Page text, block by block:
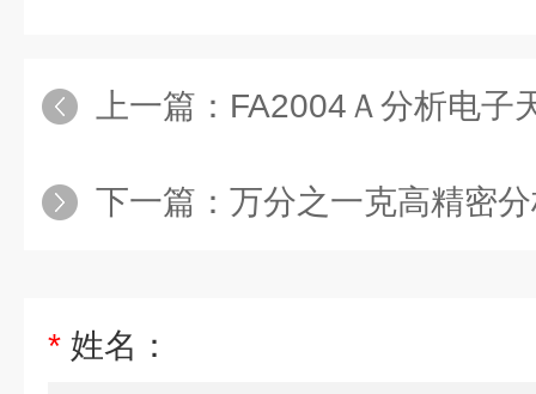
上一篇： FA2004Ａ分析电子
下一篇： 万分之一克高精密
* 姓名：